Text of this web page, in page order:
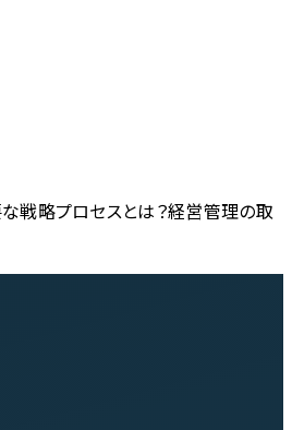
戦略プロセスとは？経営管理の取